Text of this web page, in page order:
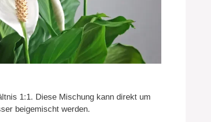
1:1. Diese Mischung kann direkt um
beigemischt werden.